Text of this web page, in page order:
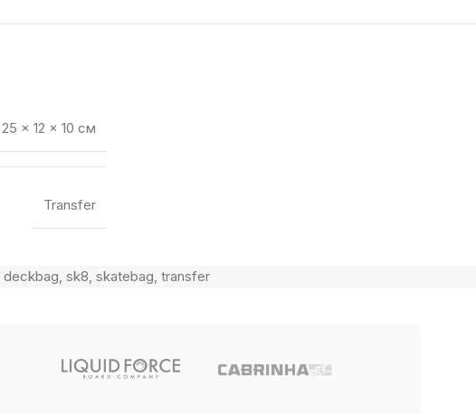
25 × 12 × 10 см
Transfer
deckbag, sk8, skatebag, transfer